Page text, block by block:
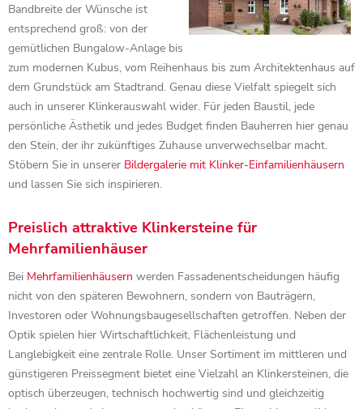
Bandbreite der Wünsche ist
entsprechend groß: von der
gemütlichen Bungalow-Anlage bis
zum modernen Kubus, vom Reihenhaus bis zum Architektenhaus auf
dem Grundstück am Stadtrand. Genau diese Vielfalt spiegelt sich
auch in unserer Klinkerauswahl wider. Für jeden Baustil, jede
persönliche Ästhetik und jedes Budget finden Bauherren hier genau
den Stein, der ihr zukünftiges Zuhause unverwechselbar macht.
Stöbern Sie in unserer Bildergalerie mit Klinker-Einfamilienhäusern
und lassen Sie sich inspirieren.
Preislich attraktive Klinkersteine für
Mehrfamilienhäuser
Bei Mehrfamilienhäusern werden Fassadenentscheidungen häufig
nicht von den späteren Bewohnern, sondern von Bauträgern,
Investoren oder Wohnungsbaugesellschaften getroffen. Neben der
Optik spielen hier Wirtschaftlichkeit, Flächenleistung und
Langlebigkeit eine zentrale Rolle. Unser Sortiment im mittleren und
günstigeren Preissegment bietet eine Vielzahl an Klinkersteinen, die
optisch überzeugen, technisch hochwertig sind und gleichzeitig